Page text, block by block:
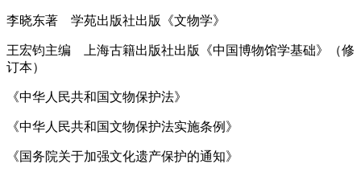
李晓东著 学苑出版社出版《文物学》
王宏钧主编 上海古籍出版社出版《中国博物馆学基础》（修
订本）
《中华人民共和国文物保护法》
《中华人民共和国文物保护法实施条例》
《国务院关于加强文化遗产保护的通知》